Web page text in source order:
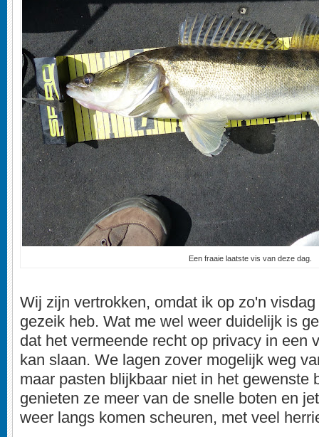
Een fraaie laatste vis van deze dag.
Wij zijn vertrokken, omdat ik op zo'n
gezeik heb. Wat me wel weer duidelijk is
dat het vermeende recht op privacy in een
kan slaan. We lagen zover mogelijk weg
maar pasten blijkbaar niet in het gewenste
genieten ze meer van de snelle boten en
weer langs komen scheuren, met veel